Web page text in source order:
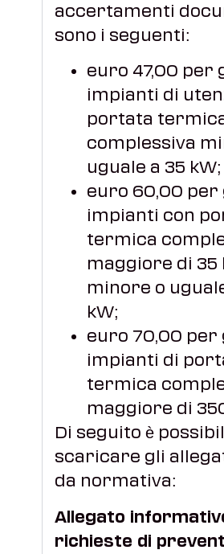
accertamenti
sono i seguenti:
euro 47,00 per
impianti di
portata
complessiva
uguale a 35 kW;
euro 60,00 per
impianti con
termica
maggiore di 35
minore o
kW;
euro 70,00 per
impianti di
termica
maggiore di
Di seguito è
scaricare gli
da normativa:
Allegato
richieste di